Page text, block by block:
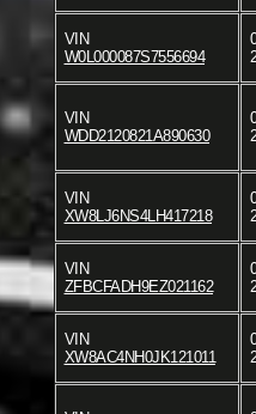
VIN
W0L000087S7556694
VIN
WDD2120821A890630
VIN
XW8LJ6NS4LH417218
VIN
ZFBCFADH9EZ021162
VIN
XW8AC4NH0JK121011